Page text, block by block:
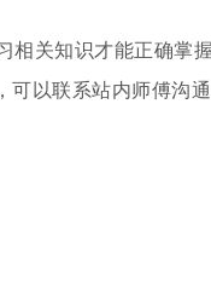
相关知识才能正确掌
以联系站内师傅沟通